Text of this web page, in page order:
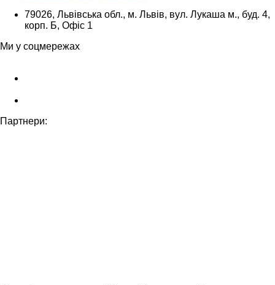
79026, Львівська обл., м. Львів, вул. Лукаша м., буд. 4,
корп. Б, Офіс 1
Ми у соцмережах
Партнери: